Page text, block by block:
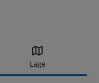
Lage